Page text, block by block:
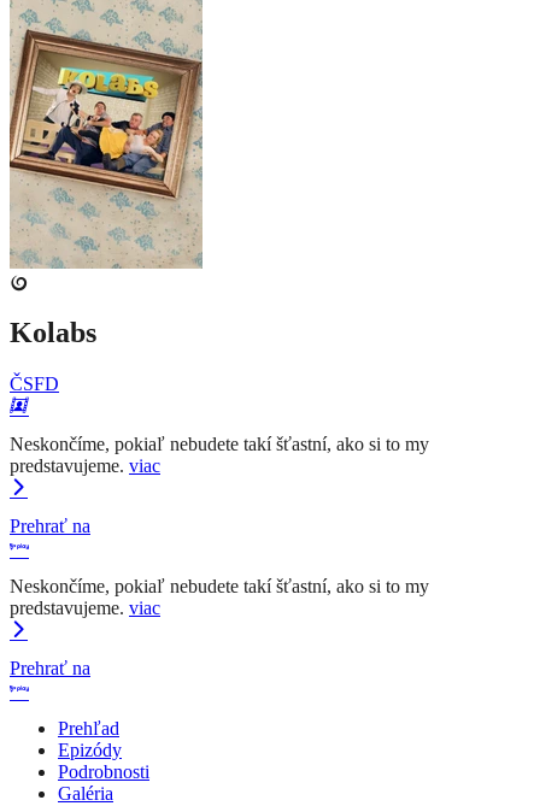
Kolabs
ČSFD
Neskončíme, pokiaľ nebudete takí šťastní, ako si to my
predstavujeme. viac
Prehrať na
Neskončíme, pokiaľ nebudete takí šťastní, ako si to my
predstavujeme. viac
Prehrať na
Prehľad
Epizódy
Podrobnosti
Galéria